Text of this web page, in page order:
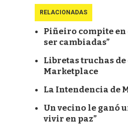
RELACIONADAS
Piñeiro compite en
ser cambiadas”
Libretas truchas
Marketplace
La Intendencia de
Un vecino le ganó
vivir en paz”